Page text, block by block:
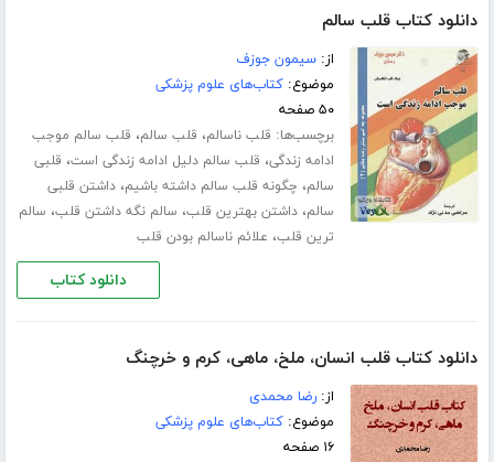
دانلود کتاب قلب سالم
از:سیمون جوزف
موضوع:کتاب‌های علوم پزشکی
۵۰ صفحه
برچسب‌ها: قلب ناسالم، قلب سالم، قلب سالم موجب
ادامه زندگی، قلب سالم دلیل ادامه زندگی است، قلبی
سالم، چگونه قلب سالم داشته باشیم،داشتن قلبی
سالم،داشتن بهترین قلب، سالم نگه داشتن قلب، سالم
ترین قلب، علائم ناسالم بودن قلب
دانلود کتاب
دانلود کتاب قلب انسان، ملخ، ماهی، کرم و خرچنگ
از:رضا محمدی
موضوع:کتاب‌های علوم پزشکی
۱۶ صفحه